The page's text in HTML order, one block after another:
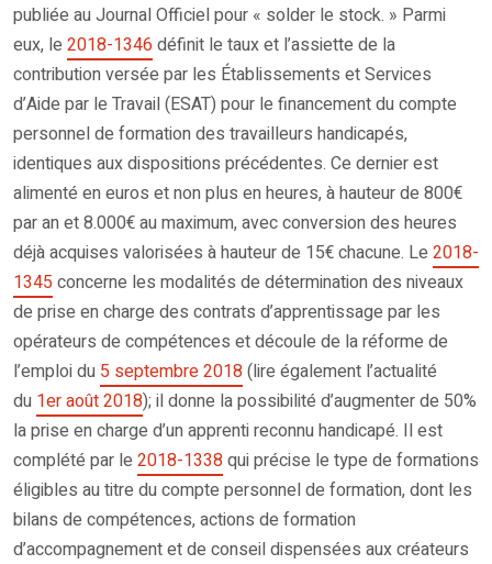
publiée au Journal Officiel pour « solder le stock. » Parmi
eux, le 2018-1346 définit le taux et l’assiette de la
contribution versée par les Établissements et Services
d’Aide par le Travail (ESAT) pour le financement du compte
personnel de formation des travailleurs handicapés,
identiques aux dispositions précédentes. Ce dernier est
alimenté en euros et non plus en heures, à hauteur de 800€
par an et 8.000€ au maximum, avec conversion des heures
déjà acquises valorisées à hauteur de 15€ chacune. Le 2018-
1345 concerne les modalités de détermination des niveaux
de prise en charge des contrats d’apprentissage par les
opérateurs de compétences et découle de la réforme de
l’emploi du 5 septembre 2018(lire également l’actualité
du 1er août 2018); il donne la possibilité d’augmenter de 50%
la prise en charge d’un apprenti reconnu handicapé. Il est
complété par le 2018-1338qui précise le type de formations
éligibles au titre du compte personnel de formation, dont les
bilans de compétences, actions de formation
d’accompagnement et de conseil dispensées aux créateurs